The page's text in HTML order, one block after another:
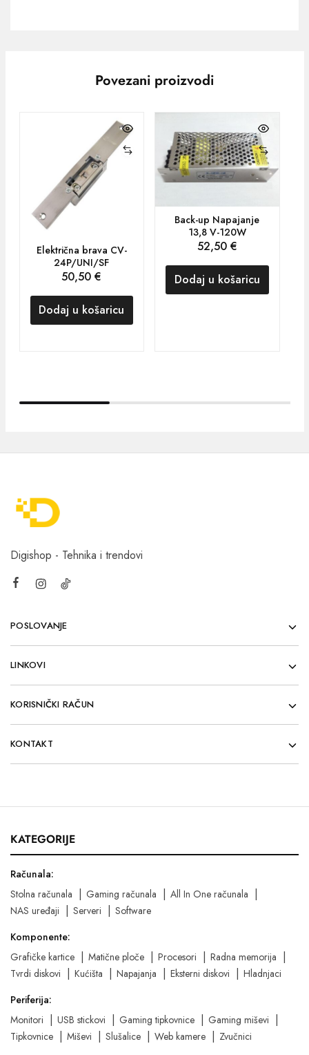
Povezani proizvodi
Električna brava CV-
24P/UNI/SF
50,50€
Dodaj u košaricu
Back-up Napajanje
13,8 V-120W
52,50 €
Dodaj u košaricu
Digishop - Tehnika i trendovi
POSLOVANJE
LINKOVI
KORISNIČKI RAČUN
KONTAKT
KATEGORIJE
Računala:
Stolna računala
Gaming računala
All In One računala
NAS uređaji
Serveri
Software
Komponente:
Grafičke kartice
Matične ploče Procesori
Radna memorija
Tvrdi diskovi
Kućišta Napajanja Eksterni diskovi
Hladnjaci
Periferija:
Monitori
USB stickovi Gaming tipkovnice
Gaming miševi
Tipkovnice
Miševi Slušalice Web kamere Zvučnici